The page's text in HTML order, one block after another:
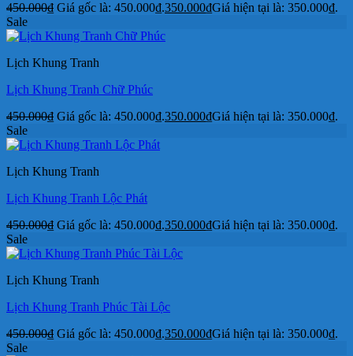
450.000₫ Giá gốc là: 450.000₫.350.000₫Giá hiện tại là: 350.000₫.
Sale
Lịch Khung Tranh
Lịch Khung Tranh Chữ Phúc
450.000₫ Giá gốc là: 450.000₫.350.000₫Giá hiện tại là: 350.000₫.
Sale
Lịch Khung Tranh
Lịch Khung Tranh Lộc Phát
450.000₫ Giá gốc là: 450.000₫.350.000₫Giá hiện tại là: 350.000₫.
Sale
Lịch Khung Tranh
Lịch Khung Tranh Phúc Tài Lộc
450.000₫ Giá gốc là: 450.000₫.350.000₫Giá hiện tại là: 350.000₫.
Sale